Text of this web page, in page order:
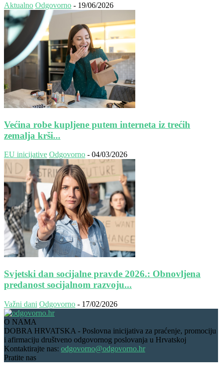
Aktualno Odgovorno - 19/06/2026
Većina robe kupljene putem interneta iz trećih
zemalja krši...
EU inicijative Odgovorno - 04/03/2026
Svjetski dan socijalne pravde 2026.: Obnovljena
predanost socijalnom razvoju...
Važni dani Odgovorno - 17/02/2026
O NAMA
DOBRA HRVATSKA - Poslovna inicijativa za praćenje, promociju
i afirmaciju društveno odgovornog poslovanja u Hrvatskoj
Kontaktirajte nas: odgovorno@odgovorno.hr
Pratite nas